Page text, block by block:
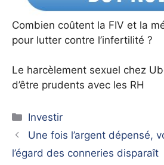
Combien coûtent la FIV et la
pour lutter contre l’infertilité ?
Le harcèlement sexuel chez
d’être prudents avec les RH
Catégories
Investir
Une fois l’argent dépensé,
l’égard des conneries disparaît